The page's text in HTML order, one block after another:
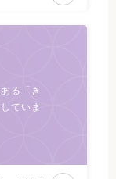
る
「き
ていま